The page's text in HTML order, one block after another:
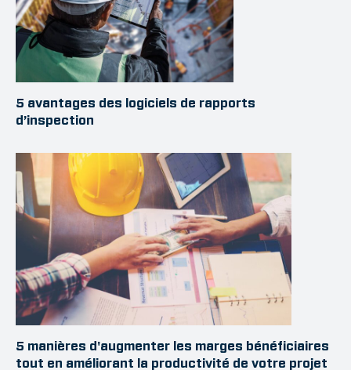
5 avantages des logiciels de rapports
d’inspection
5 manières d'augmenter les marges bénéficiaires
tout en améliorant la productivité de votre projet